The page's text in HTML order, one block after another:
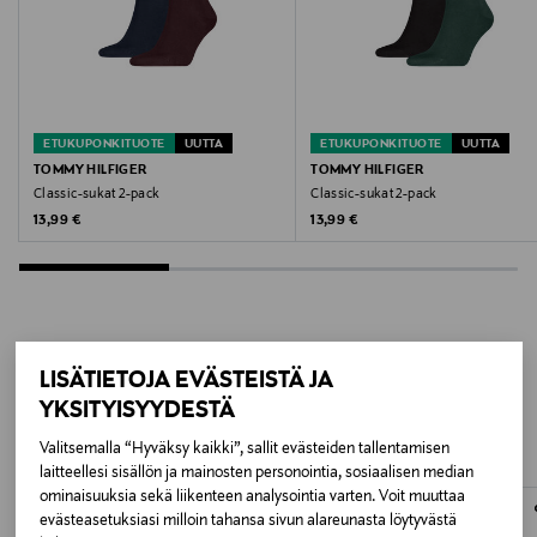
LISÄTIETOJA EVÄSTEISTÄ JA
YKSITYISYYDESTÄ
Valitsemalla “Hyväksy kaikki”, sallit evästeiden tallentamisen
laitteellesi sisällön ja mainosten personointia, sosiaalisen median
ominaisuuksia sekä liikenteen analysointia varten. Voit muuttaa
evästeasetuksiasi milloin tahansa sivun alareunasta löytyvästä
Koko
41-46
Valmistajan tuotenumero
P004531
Valmistaja
ROGUE AGENCY OY
ETUKUPONKITUOTE UUTTA
TOMMY HILFIGER
Classic-sukat 2-pack
Original Price
13,99 €
ETUKUPONKITUOTE UUTTA
TOMMY HILFIGER
Classic-sukat 2-pack
Original Price
13,99 €
LISÄÄ KIINNOSTAVIA
TUOTTEITA